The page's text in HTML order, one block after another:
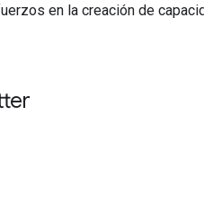
en la creación de